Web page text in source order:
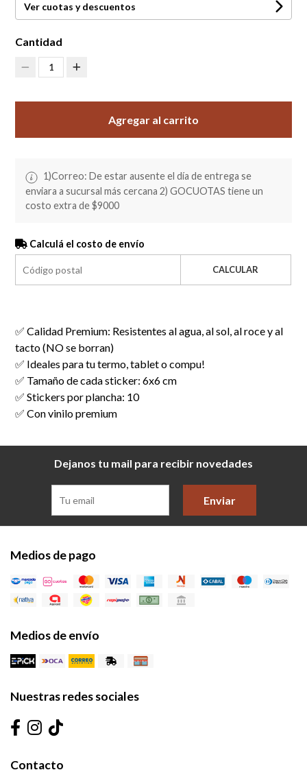
Ver cuotas y descuentos
Cantidad
1
Agregar al carrito
1)Correo: De estar ausente el día de entrega se
enviara a sucursal más cercana 2) GOCUOTAS tiene un
costo extra de $9000
Calculá el costo de envío
CALCULAR
✅ Calidad Premium: Resistentes al agua, al sol, al roce y al
tacto (NO se borran)
✅ Ideales para tu termo, tablet o compu!
✅ Tamaño de cada sticker: 6x6 cm
✅ Stickers por plancha: 10
✅ Con vinilo premium
Dejanos tu mail para recibir novedades
Enviar
Medios de pago
Medios de envío
Nuestras redes sociales
Contacto